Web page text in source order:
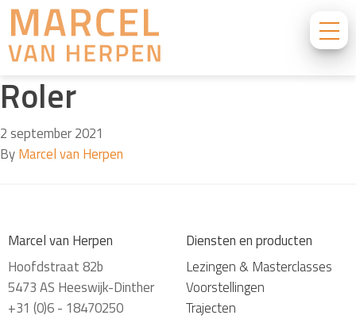
Roler
2 september 2021
ByMarcel van Herpen
Marcel van Herpen
Hoofdstraat 82b
5473 AS Heeswijk-Dinther
+31 (0)6 - 18470250
Diensten en producten
Lezingen & Masterclasses
Voorstellingen
Trajecten